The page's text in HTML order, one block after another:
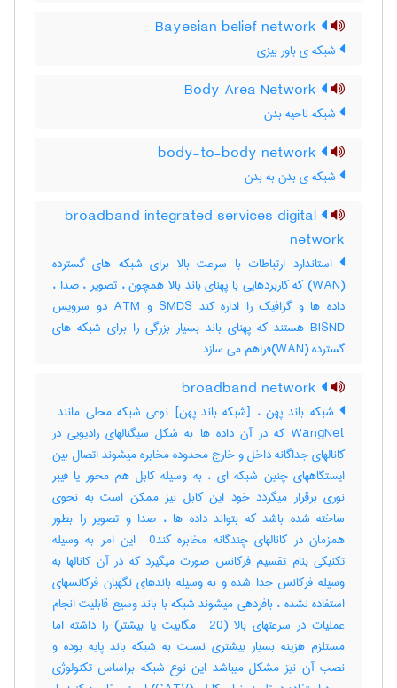
شبکه ی باور بیزی
شبکه ناحیه بدن
شبکه ی بدن به بدن
broadband integrated services digital
network
استاندارد ارتباطات با سرعت بالا برای شبکه های گسترده
(WAN) که کاربردهایی با پهنای باند بالا همچون ، تصویر ، صدا ،
داده ها و گرافیک را اداره کند SMDS و ATM دو سرویس
BISND هستند که پهنای باند بسیار بزرگی را برای شبکه های
گسترده (WAN)فراهم می سازد
WangNet که در آن داده ها به شکل سیگنالهای رادیویی در
کانالهای جداگانه داخل و خارج محدوده مخابره میشوند اتصال بین
ایستگاههای چنین شبکه ای ، به وسیله کابل هم محور یا فیبر
نوری برقرار میگردد خود این کابل نیز ممکن است به نحوی
ساخته شده باشد که بتواند داده ها ، صدا و تصویر را بطور
همزمان در کانالهای چندگانه مخابره کند‎ 0 این امر به وسیله
تکنیکی بنام تقسیم فرکانس صورت میگیرد که در آن کانالها به
وسیله فرکانس جدا شده و به وسیله باندهای نگهبان فرکانسهای
استفاده نشده ، بافردهی میشوند شبکه با باند وسیع قابلیت انجام
عملیات در سرعتهای بالا (‎ 20 مگابیت یا بیشتر) را داشته اما
مستلزم هزینه بسیار بیشتری نسبت به شبکه باند پایه بوده و
نصب آن نیز مشکل میباشد این نوع شبکه براساس تکنولوژی